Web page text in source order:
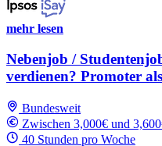
mehr lesen
Nebenjob /
verdienen? Promoter
Bundesweit
Zwischen 3,000€ und
40 Stunden pro Woche